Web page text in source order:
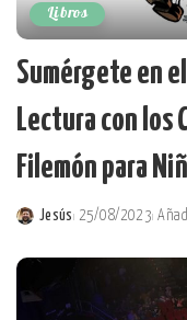
Libros
Sumérgete en
Lectura con los
Filemón para
Posted
by
Jesús 25/08/2023